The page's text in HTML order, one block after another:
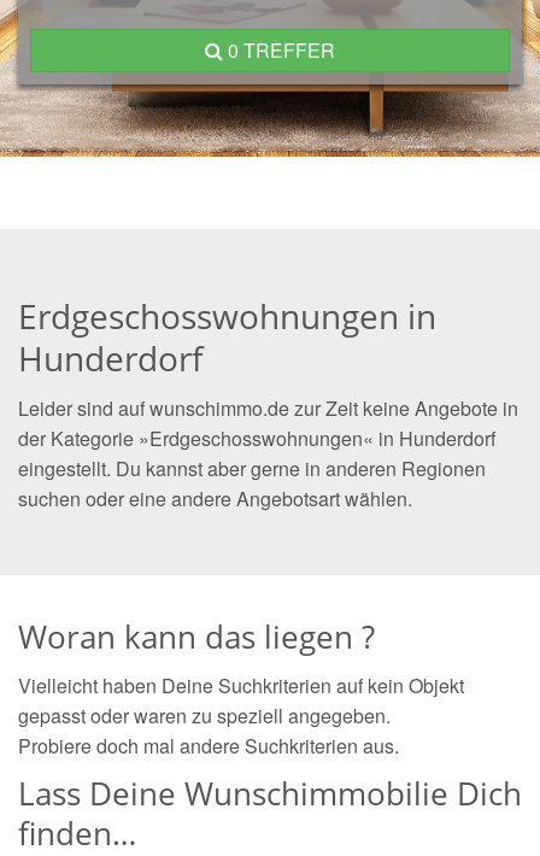
0 TREFFER
Erdgeschosswohnungen in
Hunderdorf
Leider sind auf wunschimmo.de zur Zeit keine Angebote in
der Kategorie »Erdgeschosswohnungen« in Hunderdorf
eingestellt. Du kannst aber gerne in anderen Regionen
suchen oder eine andere Angebotsart wählen.
Woran kann das liegen ?
Vielleicht haben Deine Suchkriterien auf kein Objekt
gepasst oder waren zu speziell angegeben.
Probiere doch mal andere Suchkriterien aus.
Lass Deine Wunschimmobilie Dich
finden…